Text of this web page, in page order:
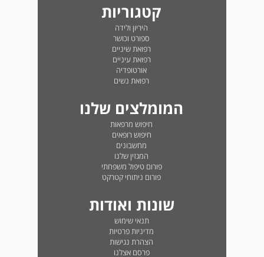
קטגוריות
היריון ולידה
ספורט וכושר
רפואת שיניים
רפואת עיניים
אורטופדיה
רפואת נשים
המומלצים שלנו
חיפוש מרפאות
חיפוש רופאים
מחשבונים
המגזין שלנו
פורום טיפול משפחתי
פורום ניתוחי קטרקט
שונות ואודות
תנאי שימוש
מדיניות פרטיות
הצהרת נגישות
פרסם אצלנו